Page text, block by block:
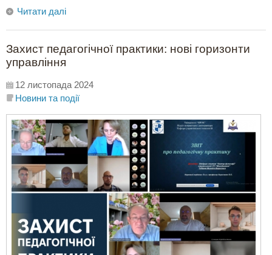
Читати далі
Захист педагогічної практики: нові горизонти
управління
12 листопада 2024
Новини та події